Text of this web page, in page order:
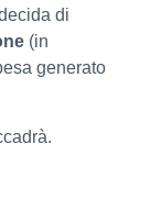
di
(in
generato